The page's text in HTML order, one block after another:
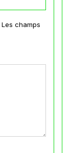
Les champs